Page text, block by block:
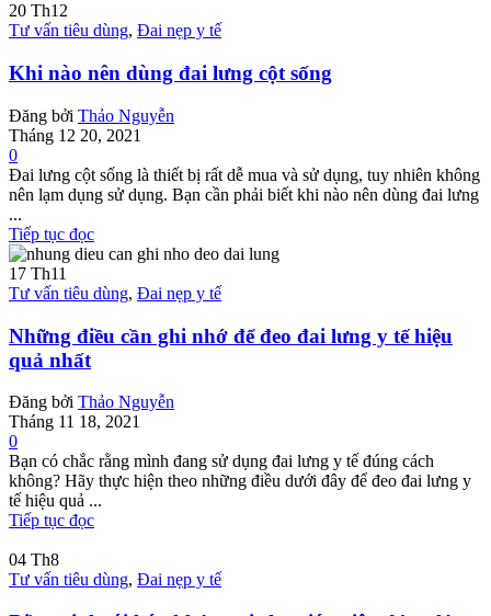
20 Th12
Tư vấn tiêu dùng, Đai nẹp y tế
Khi nào nên dùng đai lưng cột sống
Đăng bởi Thảo Nguyễn
Tháng 12 20, 2021
0
Đai lưng cột sống là thiết bị rất dễ mua và sử dụng, tuy nhiên không
nên lạm dụng sử dụng. Bạn cần phải biết khi nào nên dùng đai lưng
...
Tiếp tục đọc
17 Th11
Tư vấn tiêu dùng, Đai nẹp y tế
Những điều cần ghi nhớ để đeo đai lưng y tế hiệu
quả nhất
Đăng bởi Thảo Nguyễn
Tháng 11 18, 2021
0
Bạn có chắc rằng mình đang sử dụng đai lưng y tế đúng cách
không? Hãy thực hiện theo những điều dưới đây để đeo đai lưng y
tế hiệu quả ...
Tiếp tục đọc
04 Th8
Tư vấn tiêu dùng, Đai nẹp y tế